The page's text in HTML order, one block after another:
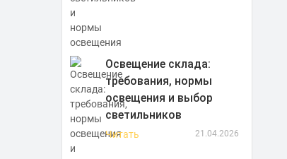
Освещение склада:
требования, нормы
освещения и выбор
светильников
Читать 21.04.2026